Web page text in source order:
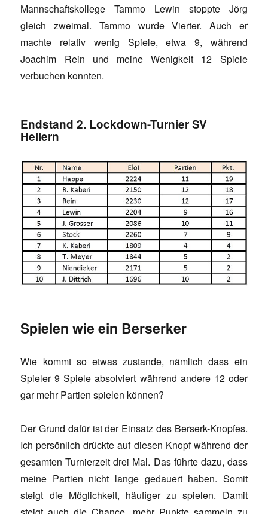
Mannschaftskollege Tammo Lewin stoppte Jörg
gleich zweimal. Tammo wurde Vierter. Auch er
machte relativ wenig Spiele, etwa 9, während
Joachim Rein und meine Wenigkeit 12 Spiele
verbuchen konnten.
Endstand 2. Lockdown-Turnier SV
Hellern
Spielen wie ein Berserker
Wie kommt so etwas zustande, nämlich dass ein
Spieler 9 Spiele absolviert während andere 12 oder
gar mehr Partien spielen können?
Der Grund dafür ist der Einsatz des Berserk-Knopfes.
Ich persönlich drückte auf diesen Knopf während der
gesamten Turnierzeit drei Mal. Das führte dazu, dass
meine Partien nicht lange gedauert haben. Somit
steigt die Möglichkeit, häufiger zu spielen. Damit